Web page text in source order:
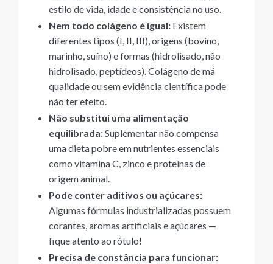
estilo de vida, idade e consistência no uso.
Nem todo colágeno é igual: Existem
diferentes tipos (I, II, III), origens (bovino,
marinho, suíno) e formas (hidrolisado, não
hidrolisado, peptídeos). Colágeno de má
qualidade ou sem evidência científica pode
não ter efeito.
Não substitui uma alimentação
equilibrada:Suplementar não compensa
uma dieta pobre em nutrientes essenciais
como vitamina C, zinco e proteínas de
origem animal.
Pode conter aditivos ou açúcares:
Algumas fórmulas industrializadas possuem
corantes, aromas artificiais e açúcares —
fique atento ao rótulo!
Precisa de constância para funcionar: